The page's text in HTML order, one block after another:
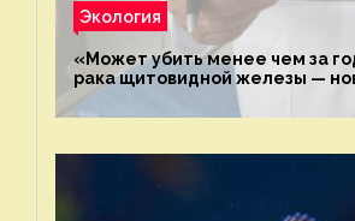
Экология
«Может убить менее чем за
рака щитовидной железы —
экологии на ECOportal